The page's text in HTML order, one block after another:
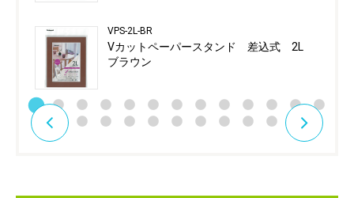
VPS-2L-BR
Vカットペーパースタンド 差込式 2L
ブラウン